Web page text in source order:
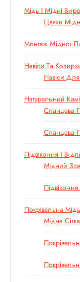
Р
І
В
В
А
Р
И
Мідь І Мідні
Цвяхи
Монтаж Мідної
Навіси Та
Навіси
Натуральний
Сланцева
Сланцева
Підвіконня І
Мідний
Покрівельна Мідь
Мідна Сітка